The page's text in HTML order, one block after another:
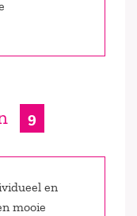
9
en
mooie